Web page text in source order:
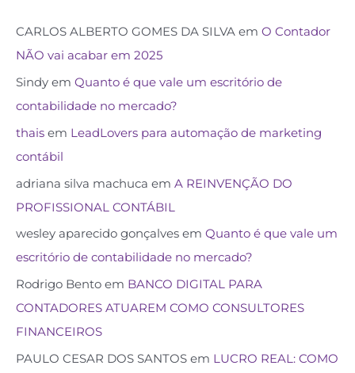
CARLOS ALBERTO GOMES DA SILVA em O Contador
NÃO vai acabar em 2025
Sindy em Quanto é que vale um escritório de
contabilidade no mercado?
thais em LeadLovers para automação de marketing
contábil
adriana silva machuca em A REINVENÇÃO DO
PROFISSIONAL CONTÁBIL
wesley aparecido gonçalves em Quanto é que vale um
escritório de contabilidade no mercado?
Rodrigo Bento em BANCO DIGITAL PARA
CONTADORES ATUAREM COMO CONSULTORES
FINANCEIROS
PAULO CESAR DOS SANTOS em LUCRO REAL: COMO